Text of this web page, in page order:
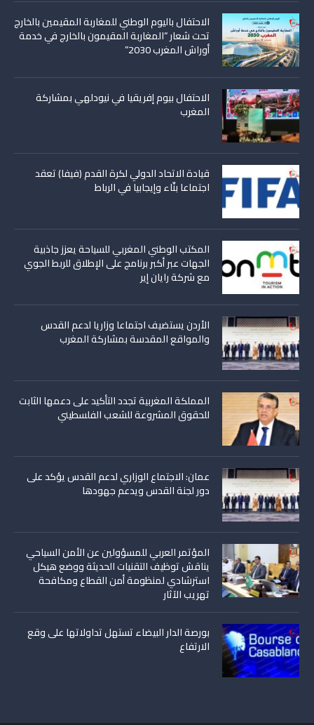
الاحتفال باليوم الوطني للمغاربة المقيمين بالخارج
تحت شعار “المغاربة المقيمون بالخارج في خدمة
أوراش المغرب 2030”
الاحتفال بيوم إفريقيا في نيودلهي بمشاركة
المغرب
قيادة الاتحاد الدولي لكرة القدم (فيفا) تعقد
اجتماعا بنّاء وإيجابيا في الرباط
المكتب الوطني المغربي للسياحة يعزز جاذبية
الجهات عبر أكبر برنامج على الإطلاق للربط الجوي
مع شركة رايان إير
الأردن يستضيف اجتماعا وزاريا لدعم القدس
والمواقع المقدسة بمشاركة المغرب
المملكة المغربية تجدد التأكيد على دعمها الثابت
للحقوق المشروعة للشعب الفلسطيني
عمان: الاجتماع الوزاري لدعم القدس يؤكد على
دور لجنة القدس ويدعم جهودها
المؤتمر العربي للمسؤولين عن الأمن السياحي
يناقش توظيف التقنيات الحديثة ووضع هيكل
استرشادي لمنظومة أمن القطاع ومكافحة
تهريب الآثار
بورصة الدار البيضاء تستهل تداولاتها على وقع
الارتفاع